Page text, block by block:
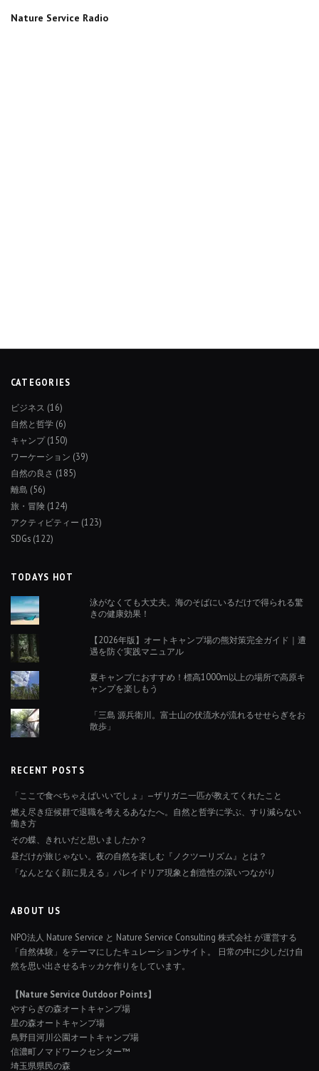
Nature Service Radio
CATEGORIES
ビジネス (16)
自然と哲学 (6)
キャンプ(150)
ワーケーション (39)
自然の良さ (185)
離島 (56)
旅・冒険 (124)
アクティビティー (123)
SDGs (122)
TODAYS HOT
泳がなくても大丈夫。海のそばにいるだけで得られる驚
きの健康効果！
【2026年版】オートキャンプ場の熊対策完全ガイド｜遭
遇を防ぐ実践マニュアル
夏キャンプにおすすめ！標高1000m以上の場所で高原キ
ャンプを楽しもう
「三島 源兵衛川。富士山の伏流水が流れるせせらぎをお
散歩」
RECENT POSTS
「ここで食べちゃえばいいでしょ」—ザリガニ一匹が教えてくれたこと
燃え尽き症候群で退職を考えるあなたへ。自然と哲学に学ぶ、すり減らない
働き方
その蝶、きれいだと思いましたか？
昼だけが旅じゃない。夜の自然を楽しむ『ノクツーリズム』とは？
「なんとなく顔に見える」パレイドリア現象と創造性の深いつながり
ABOUT US
NPO法人 Nature Service と Nature Service Consulting 株式会社 が運営する
「自然体験」をテーマにしたキュレーションサイト。 日常の中に少しだけ自
然を思い出させるキッカケ作りをしています。
【Nature Service Outdoor Points】
やすらぎの森オートキャンプ場
星の森オートキャンプ場
鳥野目河川公園オートキャンプ場
信濃町ノマドワークセンター™
埼玉県県民の森